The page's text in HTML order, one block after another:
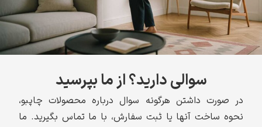
سوالی دارید؟ از ما بپرسید
در صورت داشتن هرگونه سوال درباره محصولات چاپبو،
نحوه ساخت آنها یا ثبت سفارش، با ما تماس بگیرید. ما